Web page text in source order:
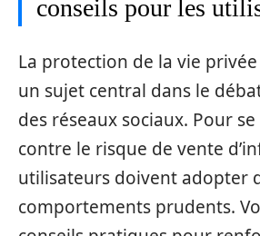
conseils pour les
La protection de la vie
un sujet central dans le
des réseaux sociaux. Pour
contre le risque de vente
utilisateurs doivent adopter
comportements prudents.